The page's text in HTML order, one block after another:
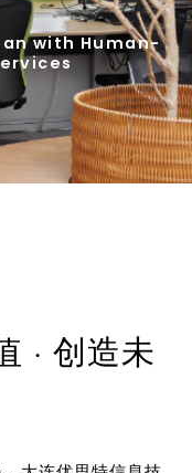
with Human-
· 创造未